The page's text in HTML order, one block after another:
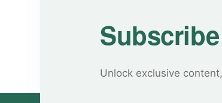
Unlock exclusive